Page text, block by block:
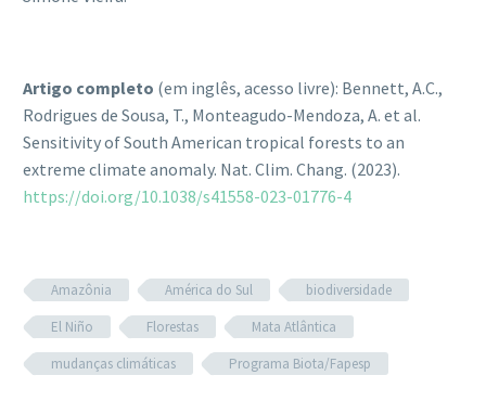
Artigo completo (em inglês, acesso livre): Bennett, A.C.,
Rodrigues de Sousa, T., Monteagudo-Mendoza, A. et al.
Sensitivity of South American tropical forests to an
extreme climate anomaly. Nat. Clim. Chang. (2023).
https://doi.org/10.1038/s41558-023-01776-4
Amazônia América do Sul
biodiversidade
El Niño
Florestas
Mata Atlântica
mudanças climáticas
Programa Biota/Fapesp